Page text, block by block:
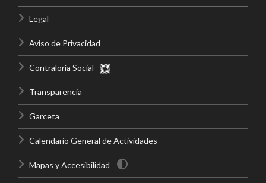
Legal
Aviso de Privacidad
Contraloría Social
Transparencia
Garceta
Calendario General de Actividades
Mapas y Accesibilidad